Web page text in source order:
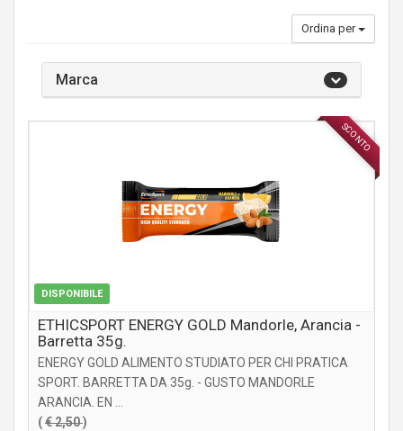
Ordina per
Marca
SCONTO
DISPONIBILE
INTEGRATORI
ETHICSPORT ENERGY GOLD Mandorle, Arancia -
Barretta 35g.
ENERGY GOLD ALIMENTO STUDIATO PER CHI PRATICA
SPORT. BARRETTA DA 35g. - GUSTO MANDORLE
ARANCIA. EN ...
(€ 2,50)